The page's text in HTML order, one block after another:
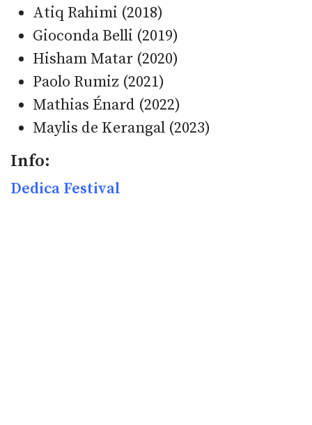
Atiq Rahimi (2018)
Gioconda Belli (2019)
Hisham Matar (2020)
Paolo Rumiz (2021)
Mathias Énard (2022)
Maylis de Kerangal (2023)
Info:
Dedica Festival